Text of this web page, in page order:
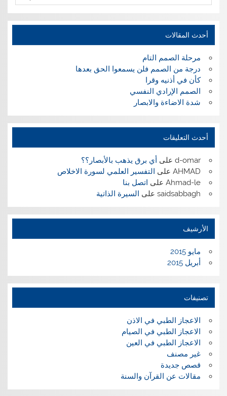
أحدث المقالات
مرحلة الصمم التام
درجة من الصمم فلن يسمعوا الحق بعدها
كأن في أذنيه وقرا
الصمم الإرادي النفسي
شدة الاضاءة والابصار
أحدث التعليقات
d-omarعلى أي برق يذهب بالأبصار؟؟
AHMADعلى التفسير العلمي لسورة الاخلاص
Ahmad-leعلى اتصل بنا
saidsabbaghعلى السيرة الذاتية
الأرشيف
مايو 2015
أبريل 2015
تصنيفات
الاعجاز الطبي في الاذن
الاعجاز الطبي في الصيام
الاعجاز الطبي في العين
غير مصنف
قصص جديدة
مقالات عن القرآن والسنة